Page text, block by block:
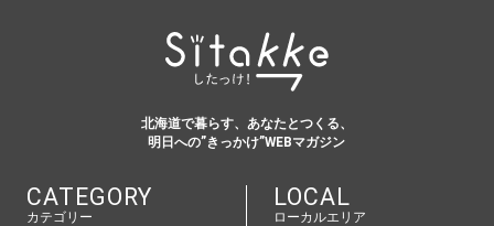
北海道で暮らす、あなたとつくる、
明日への”きっかけ”WEBマガジン
CATEGORY
カテゴリー
LOCAL
ローカルエリア